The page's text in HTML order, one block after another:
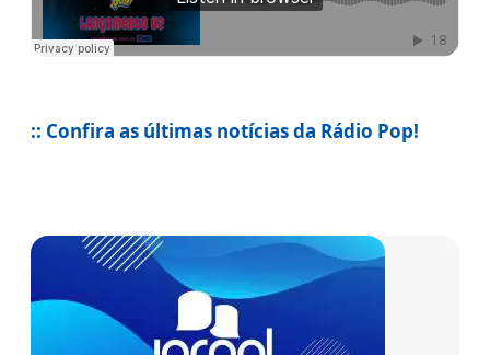
:: Confira as últimas notícias da Rádio Pop!